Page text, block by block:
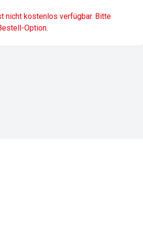
nicht kostenlos verfügbar. Bitte
Option.